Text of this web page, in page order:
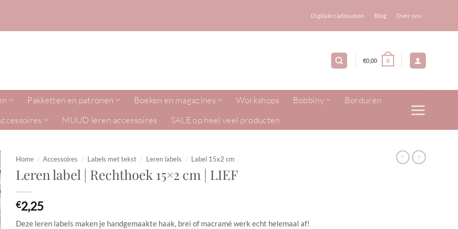
Digitale cadeaubon Blog Over ons
€0,00 0
Pakketten en patronen Boeken en magazines Workshops Bobbiny
Borduren
MUUD leren accessoires SALE op heel veel producten
Home / Accessoires / Labels met tekst / Leren labels / Label 15x2 cm
Leren label | Rechthoek 15×2 cm | LIEF
€2,25
Deze leren labels maken je handgemaakte haak, brei of macramé werk echt helemaal af!